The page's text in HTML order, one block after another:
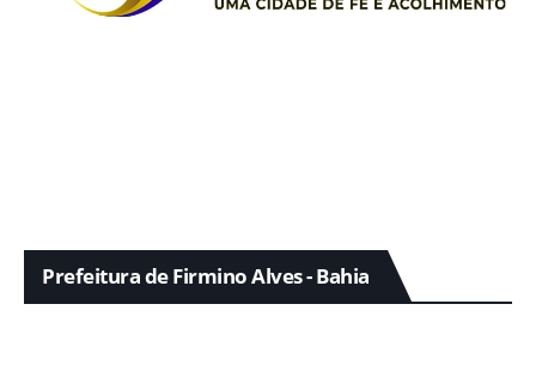
Prefeitura de Firmino Alves - Bahia